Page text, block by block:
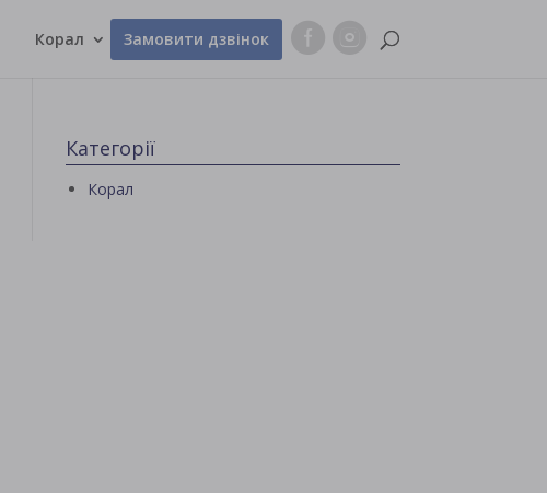
Корал Замовити дзвінок
Категорії
Корал